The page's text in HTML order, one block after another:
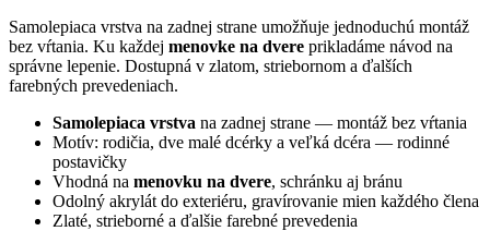
Samolepiaca vrstva na zadnej strane umožňuje jednoduchú montáž
bez vŕtania. Ku každej menovke na dvere prikladáme návod na
správne lepenie. Dostupná v zlatom, striebornom a ďalších
farebných prevedeniach.
Samolepiaca vrstva na zadnej strane — montáž bez vŕtania
Motív: rodičia, dve malé dcérky a veľká dcéra — rodinné
postavičky
Vhodná na menovku na dvere, schránku aj bránu
Odolný akrylát do exteriéru, gravírovanie mien každého člena
Zlaté, strieborné a ďalšie farebné prevedenia